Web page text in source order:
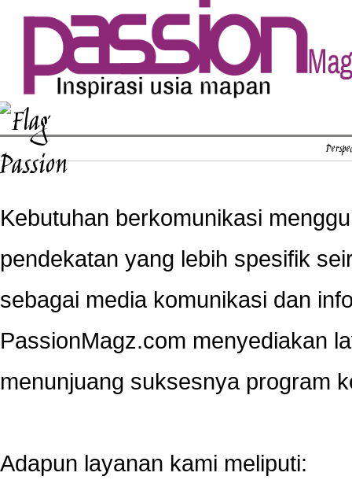
Kebutuhan berkomunikasi
pendekatan yang lebih spesifik
sebagai media komunikasi dan
PassionMagz.com menyediakan
menunjuang suksesnya program
Adapun layanan kami meliputi: